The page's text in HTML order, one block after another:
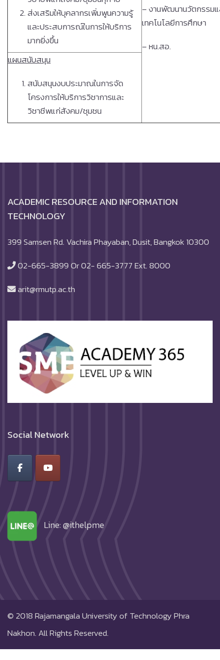
ส่งเสริมให้บุคลากรเพิ่มพูนความรู้
และประสบการณ์ในการให้บริการ
มากยิ่งขึ้น
– งานพัฒนานวัตกรรม
เทคโนโลยีการศึกษา
– หน.สอ.
แผนสนับสนุน
สนับสนุนงบประมาณในการจัด
โครงการให้บริการวิชาการและ
วิชาชีพแก่สังคม/ชุมชน
ACADEMIC RESOURCE AND INFORMATION
TECHNOLOGY
399 Samsen Rd. Vachira Phayaban, Dusit, Bangkok 10300
02-665-3899 Or 02- 665-3777 Ext. 8000
arit@rmutp.ac.th
Social Network
Line: @ithelpme
© 2018Rajamangala University of Technology Phra
Nakhon. All Rights Reserved.